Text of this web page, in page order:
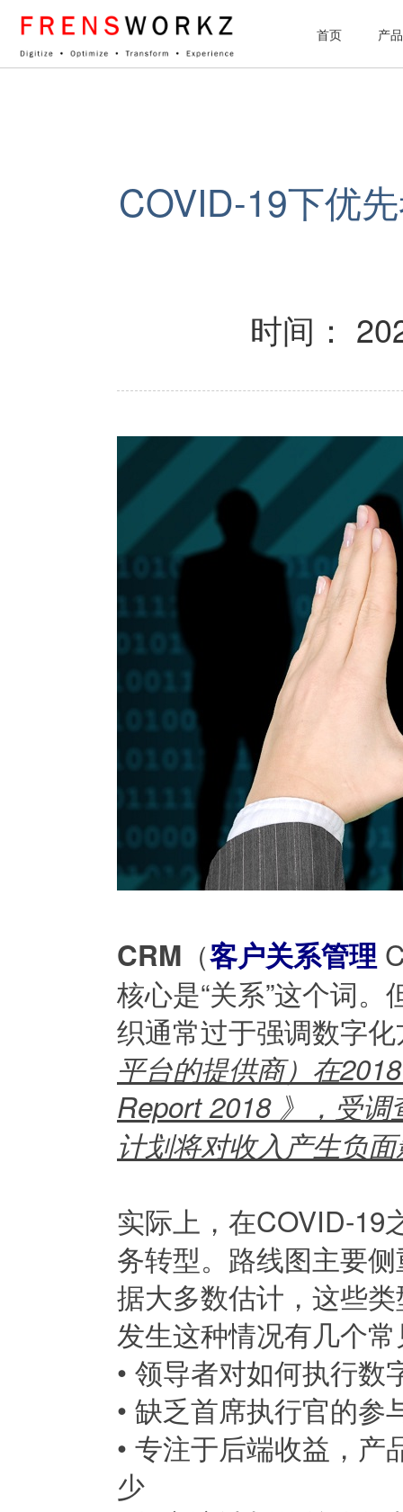
网站统计 首页 产品
COVID-19下优
时间：
CRM （客户关系管理
核心是“关系”这个词
织通常过于强调数字
平台的提供商）在
Report 2018 》，受
计划将对收入产生负
实际上，在COVID-19
务转型。路线图主要
据大多数估计，这些
发生这种情况有几个
• 领导者对如何执行
• 缺乏首席执行官的参
• 专注于后端收益，
少